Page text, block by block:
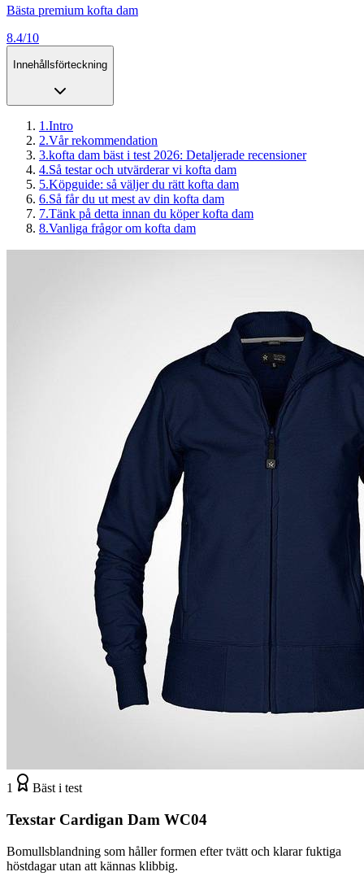
Bästa premium kofta dam
8.4/10
Innehållsförteckning
1 .Intro
2.Vår rekommendation
3.kofta dam bäst i test 2026: Detaljerade recensioner
4.Så testar och utvärderar vi kofta dam
5.Köpguide: så väljer du rätt kofta dam
6.Så får du ut mest av din kofta dam
7.Tänk på detta innan du köper kofta dam
8.Vanliga frågor om kofta dam
1 Bäst i test
Texstar Cardigan Dam WC04
Bomullsblandning som håller formen efter tvätt och klarar fuktiga
höstdagar utan att kännas klibbig.